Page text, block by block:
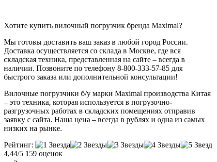
Хотите купить вилочный погрузчик бренда Maximal?
Мы готовы доставить ваш заказ в любой город России.
Доставка осуществляется со склада в Москве, где вся
складская техника, представленная на сайте – всегда в
наличии. Позвоните по телефону 8-800-333-57-85 для
быстрого заказа или дополнительной консультации!
Вилочные погрузчики б/у марки Maximal производства Китая
– это техника, которая используется в погрузочно-
разгрузочных работах в складских помещениях отправив
заявку с сайта. Наша цена – всегда в рублях и одна из самых
низких на рынке.
Рейтинг:
4,44/5 159 оценок